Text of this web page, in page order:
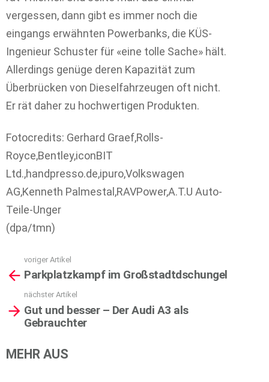
vergessen, dann gibt es immer noch die
eingangs erwähnten Powerbanks, die KÜS-
Ingenieur Schuster für «eine tolle Sache» hält.
Allerdings genüge deren Kapazität zum
Überbrücken von Dieselfahrzeugen oft nicht.
Er rät daher zu hochwertigen Produkten.
Fotocredits: Gerhard Graef,Rolls-
Royce,Bentley,iconBIT
Ltd.,handpresso.de,ipuro,Volkswagen
AG,Kenneth Palmestal,RAVPower,A.T.U Auto-
Teile-Unger
(dpa/tmn)
more
voriger Artikel
Parkplatzkampf im Großstadtdschungel
nächster Artikel
Gut und besser – Der Audi A3 als
Gebrauchter
MEHR AUS